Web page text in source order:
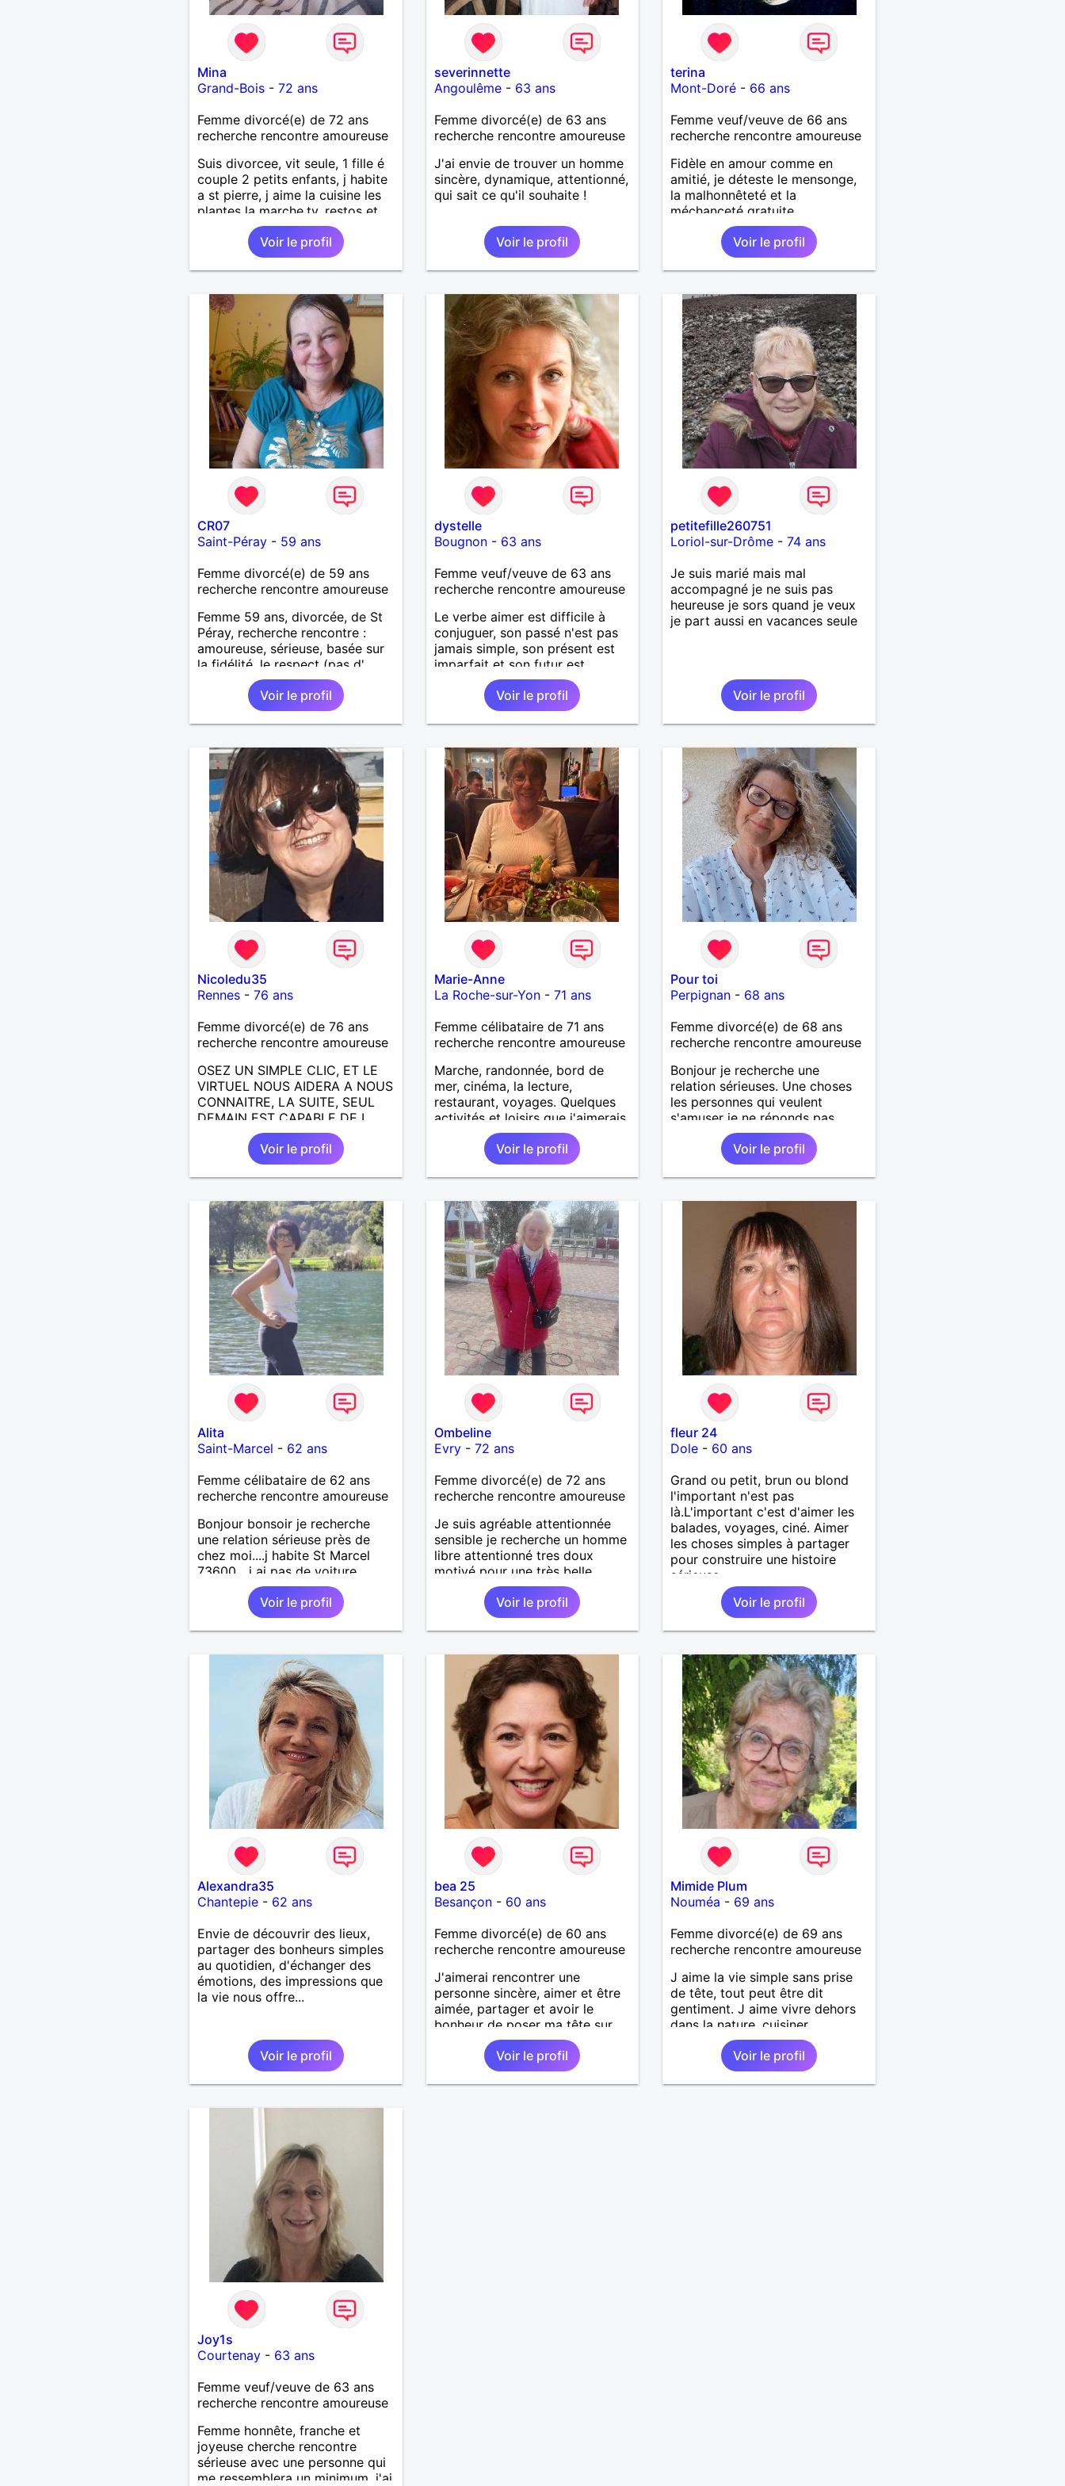
Mina
Grand-Bois- 72 ans
Femme divorcé(e) de 72 ans
recherche rencontre amoureuse
Suis divorcee, vit seule, 1 fille é
couple 2 petits enfants, j habite
a st pierre, j aime la cuisine les
plantes la marche,tv, restos et
voyages 1m65 68 kgse
Voir le profil
severinnette
Angoulême- 63 ans
Femme divorcé(e) de 63 ans
recherche rencontre amoureuse
J'ai envie de trouver un homme
sincère, dynamique, attentionné,
qui sait ce qu'il souhaite !
Voir le profil
terina
Mont-Doré - 66 ans
Femme veuf/veuve de 66 ans
recherche rencontre amoureuse
Fidèle en amour comme en
amitié, je déteste le mensonge,
la malhonnêteté et la
méchanceté gratuite.
Voir le profil
CR07
Saint-Péray- 59 ans
Femme divorcé(e) de 59 ans
recherche rencontre amoureuse
Femme 59 ans, divorcée, de St
Péray, recherche rencontre :
amoureuse, sérieuse, basée sur
la fidélité, le respect (pas d'
aventure d'un soir). Rien ne vaut
une rencontre après quelques
échanges par messages pour
savoir si il y a un feeling entre
Au plaisir de se découvrir...
Voir le profil
dystelle
Bougnon- 63 ans
Femme veuf/veuve de 63 ans
recherche rencontre amoureuse
Le verbe aimer est difficile à
conjuguer, son passé n'est pas
jamais simple, son présent est
imparfait et son futur est
conditionnel.
Voir le profil
petitefille260751
Loriol-sur-Drôme -74 ans
Je suis marié mais mal
accompagné je ne suis pas
heureuse je sors quand je veux
je part aussi en vacances seule
Voir le profil
Nicoledu35
Rennes- 76 ans
Femme divorcé(e) de 76 ans
recherche rencontre amoureuse
OSEZ UN SIMPLE CLIC, ET LE
VIRTUEL NOUS AIDERA A NOUS
CONNAITRE, LA SUITE, SEUL
DEMAIN EST CAPABLE DE L
ECRIRE; J AIMERAIS
RENCONTRER, LA COMPLICITE,
LE PARTAGE DES BELLES
CHOSES DE LA VIE : BALADES,
AILLEURS. ETRE A L ECOUTE
DE L AUTRE, ET LA VIE SERA
PLUS BELLE
ENCORE.....................
Voir le profil
Marie-Anne
La Roche-sur-Yon- 71 ans
Femme célibataire de 71 ans
recherche rencontre amoureuse
Marche, randonnée, bord de
mer, cinéma, la lecture,
restaurant, voyages. Quelques
activités et loisirs que j'aimerais
partager ainsi que les vôtres.
Recevoir mes enfants, mes
petits-enfants et mes amis.
Bénévolat auprès des enfants à
indépendant... Se rencontrer,
être à l’écoute, échanger avec
une personne de confiance,
pour une vie de partage, de
tendresse. Les voyages et où
randonnées en France ou à
l'étranger à deux en dehors des
sentiers battus me raviraient. Je
m'engage à répondre à votre
message. Au plaisir de vous lire.
Voir le profil
Pour toi
Perpignan - 68 ans
Femme divorcé(e) de 68 ans
recherche rencontre amoureuse
Bonjour je recherche une
relation sérieuses. Une choses
les personnes qui veulent
s'amuser je ne réponds pas....
Voir le profil
Alita
Saint-Marcel - 62 ans
Femme célibataire de 62 ans
recherche rencontre amoureuse
Bonjour bonsoir je recherche
une relation sérieuse près de
chez moi....j habite St Marcel
73600....j ai pas de voiture
50km ... quelqu'un qui aurait
entre 55 et 64 ans...sans enfants
de préférence même adultes et
qui n aurait garder aucun
ex...si vous correspondez à ma
recherche ecrivez moi je vous
répondrai...
Voir le profil
Ombeline
Evry- 72 ans
Femme divorcé(e) de 72 ans
recherche rencontre amoureuse
Je suis agréable attentionnée
sensible je recherche un homme
libre attentionné tres doux
motivé pour une très belle
longue histoire sérieuse et
Voir le profil
fleur 24
Dole - 60 ans
Grand ou petit, brun ou blond
l'important n'est pas
là.L'important c'est d'aimer les
balades, voyages, ciné. Aimer
les choses simples à partager
pour construire une histoire
sérieuse.
Voir le profil
Alexandra35
Chantepie- 62 ans
Envie de découvrir des lieux,
partager des bonheurs simples
au quotidien, d'échanger des
émotions, des impressions que
la vie nous offre...
Voir le profil
bea 25
Besançon- 60 ans
Femme divorcé(e) de 60 ans
recherche rencontre amoureuse
J'aimerai rencontrer une
personne sincère, aimer et être
aimée, partager et avoir le
bonheur de poser ma tête sur
son épaule.
Voir le profil
Mimide Plum
Nouméa - 69 ans
Femme divorcé(e) de 69 ans
recherche rencontre amoureuse
J aime la vie simple sans prise
de tête, tout peut être dit
gentiment. J aime vivre dehors
dans la nature, cuisiner,
randonner, camper, voyager,
découvrir, comprendre des
nouveaux trucs techniques et
sur la vie des êtres vivants. J
Voir le profil
Joy1s
Courtenay- 63 ans
Femme veuf/veuve de 63 ans
recherche rencontre amoureuse
Femme honnête, franche et
joyeuse cherche rencontre
sérieuse avec une personne qui
me ressemblera un minimum. j'ai